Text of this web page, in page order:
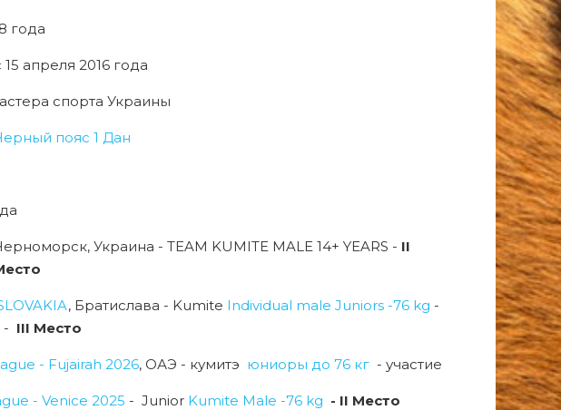
года
апреля 2016 года
спорта Украины
пояс 1 Дан
Украина - TEAM KUMITE MALE 14+ YEARS - II
, Братислава - Kumite Individual male Juniors -76 kg -
- III Место
- Fujairah 2026, ОАЭ - кумитэ юниоры до 76 кг - участие
- Venice 2025 - Junior Kumite Male -76 kg - II Место